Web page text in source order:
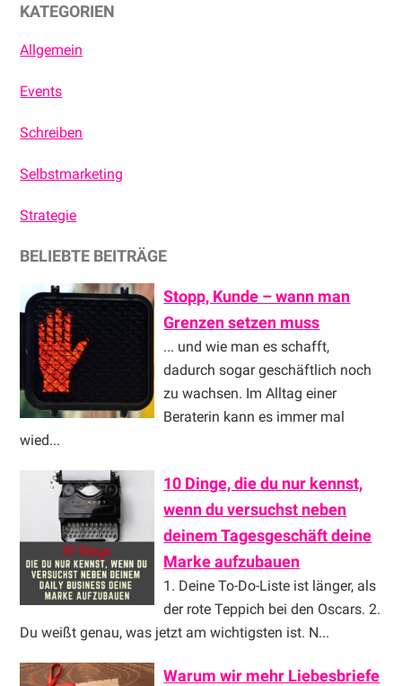
Haupt-
Sidebar
KATEGORIEN
Allgemein
Events
Schreiben
Selbstmarketing
Strategie
BELIEBTE BEITRÄGE
Stopp, Kunde – wann man
Grenzen setzen muss
... und wie man es schafft,
dadurch sogar geschäftlich noch
zu wachsen. Im Alltag einer
Beraterin kann es immer mal
wied...
10 Dinge, die du nur kennst,
wenn du versuchst neben
deinem Tagesgeschäft deine
Marke aufzubauen
1. Deine To-Do-Liste ist länger, als
der rote Teppich bei den Oscars. 2.
Du weißt genau, was jetzt am wichtigsten ist. N...
Warum wir mehr Liebesbriefe